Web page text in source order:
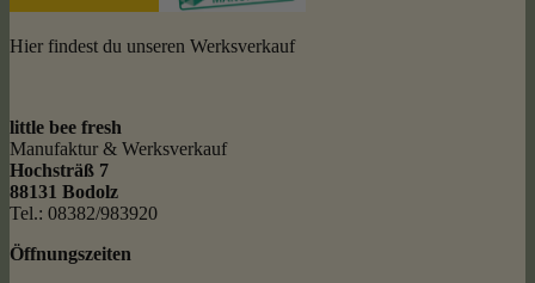
Hier findest du unseren Werksverkauf
little bee fresh
Manufaktur & Werksverkauf
Hochsträß 7
88131 Bodolz
Tel.: 08382/983920
Öffnungszeiten